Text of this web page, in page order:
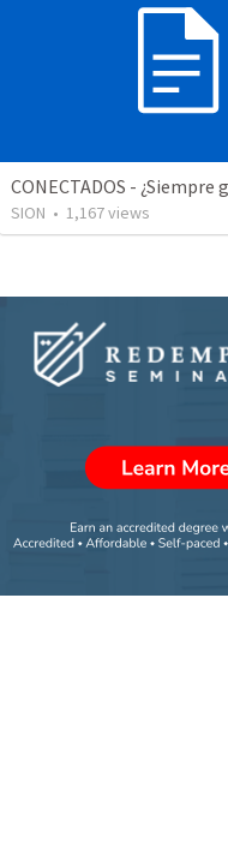
CONECTADOS - ¿Siempre
SION • 1,167views